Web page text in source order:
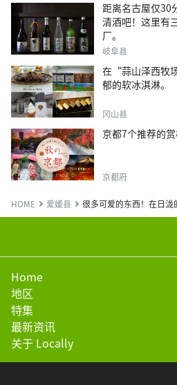
距离名古屋仅30
清酒吧！这里有
厂。
岐阜县
在“蒜山泽西牧
郁的软冰淇淋。
冈山县
京都7个推荐的
京都府
HOME 爱媛县 很多可爱的东西！在日
Home
地区
特集
最新资讯
关于 Locally